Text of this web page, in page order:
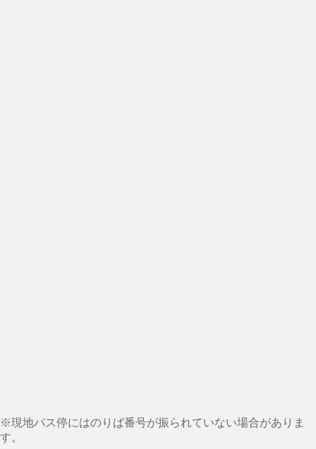
※現地バス停にはのりば番号が振られていない場合がありま
す。